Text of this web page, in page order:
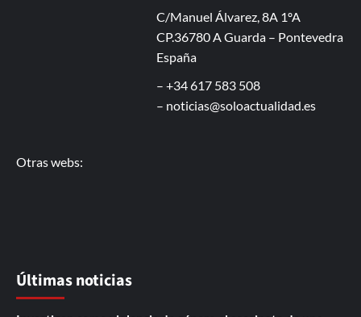
C/Manuel Álvarez, 8A 1ºA
CP.36780 A Guarda – Pontevedra
España
– +34 617 583 508
– noticias@soloactualidad.es
Otras webs:
Últimas noticias